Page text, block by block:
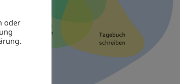
oder